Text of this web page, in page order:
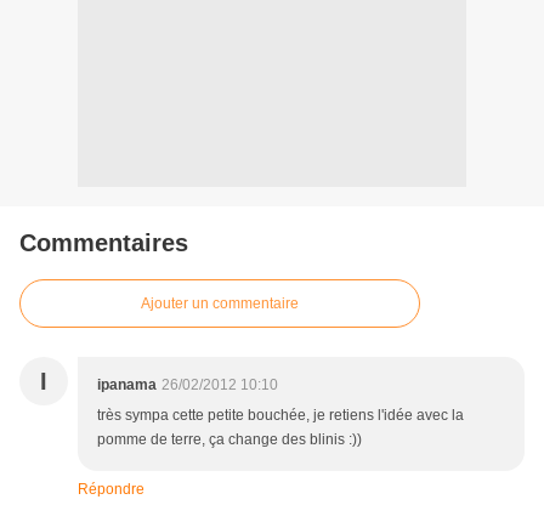
Commentaires
Ajouter un commentaire
I ipanama 26/02/2012 10:10
très sympa cette petite bouchée, je retiens l'idée avec la
pomme de terre, ça change des blinis :))
Répondre